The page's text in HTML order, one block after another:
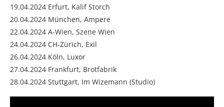
19.04.2024 Erfurt, Kalif Storch
20.04.2024 München, Ampere
22.04.2024 A-Wien, Szene Wien
24.04.2024 CH-Zürich, Exil
26.04.2024 Köln, Luxor
27.04.2024 Frankfurt, Brotfabrik
28.04.2024 Stuttgart, Im Wizemann (Studio)